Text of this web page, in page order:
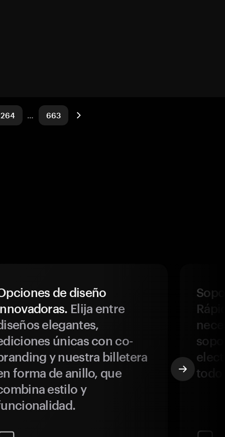
264 … 663
de diseño
Elija entre
elegantes,
únicas con co-
y nuestra billetera
forma de anillo, que
estilo y
todo